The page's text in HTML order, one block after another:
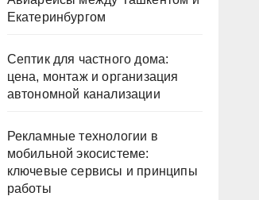
Екатеринбургом
Септик для частного дома:
цена, монтаж и организация
автономной канализации
Рекламные технологии в
мобильной экосистеме:
ключевые сервисы и принципы
работы